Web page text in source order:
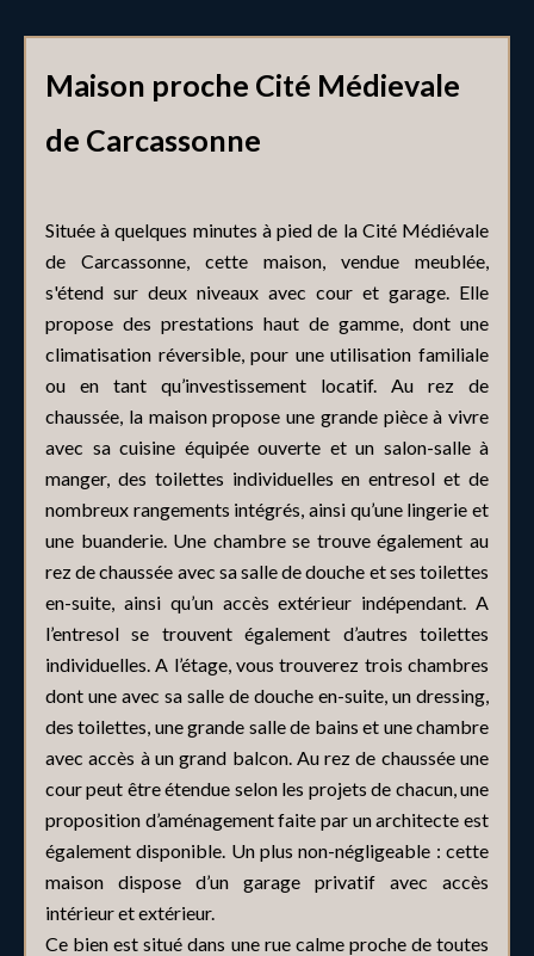
Maison proche Cité Médievale
de Carcassonne
Située à quelques minutes à pied de la Cité Médiévale
de Carcassonne, cette maison, vendue meublée,
s'étend sur deux niveaux avec cour et garage. Elle
propose des prestations haut de gamme, dont une
climatisation réversible, pour une utilisation familiale
ou en tant qu’investissement locatif. Au rez de
chaussée, la maison propose une grande pièce à vivre
avec sa cuisine équipée ouverte et un salon-salle à
manger, des toilettes individuelles en entresol et de
nombreux rangements intégrés, ainsi qu’une lingerie et
une buanderie. Une chambre se trouve également au
rez de chaussée avec sa salle de douche et ses toilettes
en-suite, ainsi qu’un accès extérieur indépendant. A
l’entresol se trouvent également d’autres toilettes
individuelles. A l’étage, vous trouverez trois chambres
dont une avec sa salle de douche en-suite, un dressing,
des toilettes, une grande salle de bains et une chambre
avec accès à un grand balcon. Au rez de chaussée une
cour peut être étendue selon les projets de chacun, une
proposition d’aménagement faite par un architecte est
également disponible. Un plus non-négligeable : cette
maison dispose d’un garage privatif avec accès
intérieur et extérieur.
Ce bien est situé dans une rue calme proche de toutes